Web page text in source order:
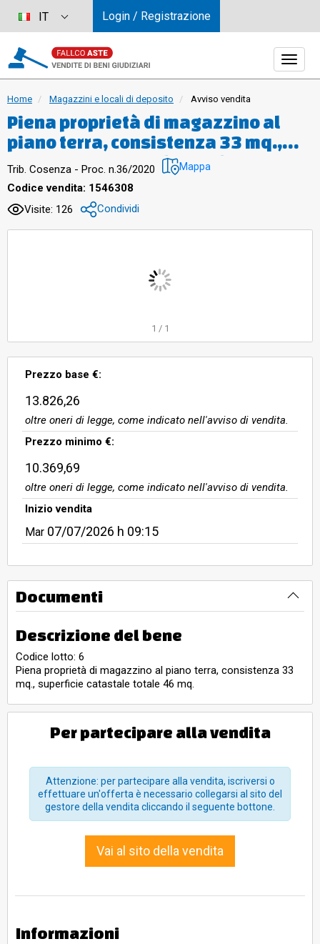
Home Magazzini e locali di deposito Avviso vendita
Piena proprietà di magazzino al
piano terra, consistenza 33 mq.,
superficie catastale totale 46 mq.
Trib. Cosenza - Proc. n.36/2020 Mappa
Codice vendita: 1546308
Visite: 126
Condividi
1 / 1
Prezzo base €:
13.826,26
oltre oneri di legge, come indicato nell'avviso di vendita.
Prezzo minimo €:
10.369,69
oltre oneri di legge, come indicato nell'avviso di vendita.
Inizio vendita
Mar 07/07/2026 h 09:15
Documenti
Descrizione del bene
Codice lotto: 6
Piena proprietà di magazzino al piano terra, consistenza 33
mq., superficie catastale totale 46 mq.
Per partecipare alla vendita
Attenzione: per partecipare alla vendita, iscriversi o
effettuare un'offerta è necessario collegarsi al sito del
gestore della vendita cliccando il seguente bottone.
Vai al sito della vendita
Informazioni
IT Login / Registrazione